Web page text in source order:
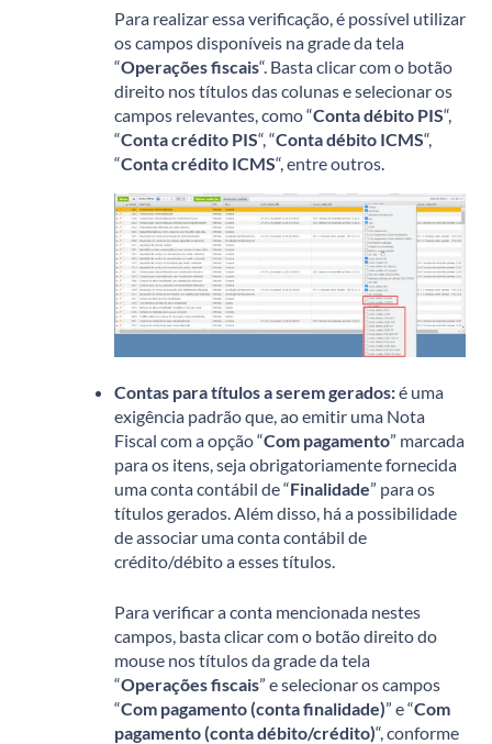
Para realizar essa verificação, é possível utilizar
os campos disponíveis na grade da tela
“Operações fiscais“. Basta clicar com o botão
direito nos títulos das colunas e selecionar os
campos relevantes, como “Conta débito PIS“,
“Conta crédito PIS“, “Conta débito ICMS“,
“Conta crédito ICMS“, entre outros.
Contas para títulos a serem gerados:é uma
exigência padrão que, ao emitir uma Nota
Fiscal com a opção “Com pagamento” marcada
para os itens, seja obrigatoriamente fornecida
uma conta contábil de “Finalidade” para os
títulos gerados. Além disso, há a possibilidade
de associar uma conta contábil de
crédito/débito a esses títulos.
Para verificar a conta mencionada nestes
campos, basta clicar com o botão direito do
mouse nos títulos da grade da tela
“Operações fiscais” e selecionar os campos
“Com pagamento (conta finalidade)” e “Com
pagamento (conta débito/crédito)“, conforme